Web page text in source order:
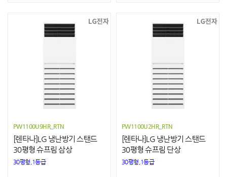
PW1100U9HR_RTN
[렌타나]LG 냉난방기 스탠드
30평형 슈프림 삼상
30평형,1등급
PW1100U2HR_RTN
[렌타나]LG 냉난방기 스탠드
30평형 슈프림 단상
30평형,1등급